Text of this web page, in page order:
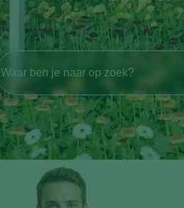
Waar ben je naar op zoek?